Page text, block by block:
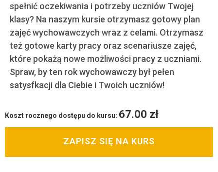
spełnić oczekiwania i potrzeby uczniów Twojej
klasy? Na naszym kursie otrzymasz gotowy plan
zajęć wychowawczych wraz z celami. Otrzymasz
też gotowe karty pracy oraz scenariusze zajęć,
które pokażą nowe możliwości pracy z uczniami.
Spraw, by ten rok wychowawczy był pełen
satysfkacji dla Ciebie i Twoich uczniów!
Koszt rocznego dostępu do kursu: 67.00 zł
ZAPISZ SIĘ NA KURS